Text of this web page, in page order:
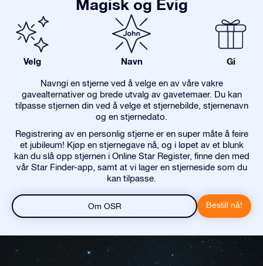
Magisk og Evig
Velg Navn Gi
Navngi en stjerne ved å velge en av våre vakre
gavealternativer og brede utvalg av gavetemaer. Du kan
tilpasse stjernen din ved å velge et stjernebilde, stjernenavn
og en stjernedato.
Registrering av en personlig stjerne er en super måte å feire
et jubileum! Kjøp en stjernegave nå, og i løpet av et blunk
kan du slå opp stjernen i Online Star Register, finne den med
vår Star Finder-app, samt at vi lager en stjerneside som du
kan tilpasse.
Om OSR Bestill nå!